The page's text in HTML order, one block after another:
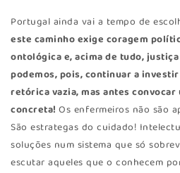
Portugal ainda vai a tempo de
este caminho exige coragem
ontológica e, acima de tudo,
podemos, pois, continuar a
retórica vazia, mas antes
concreta! Os enfermeiros não são
São estrategas do cuidado!
soluções num sistema que só
escutar aqueles que o conhecem